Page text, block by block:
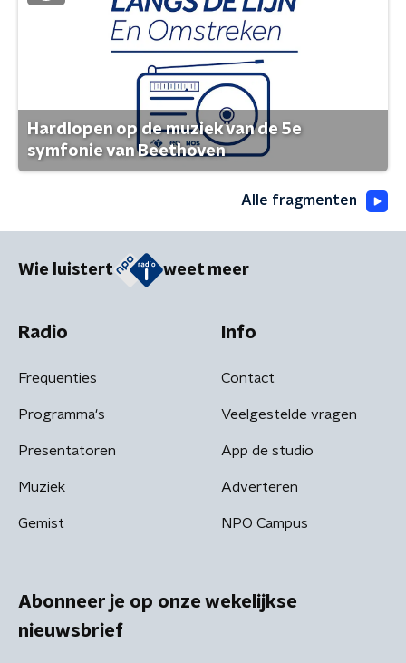
Hardlopen op de muziek van de 5e
symfonie van Beethoven
Alle fragmenten
Wie luistert weet meer
Radio
Frequenties
Programma's
Presentatoren
Muziek
Gemist
Info
Contact
Veelgestelde vragen
App de studio
Adverteren
NPO Campus
Abonneer je op onze wekelijkse
nieuwsbrief